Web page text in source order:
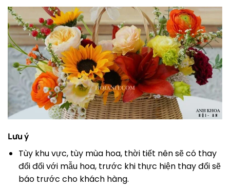
Lưu ý
Tùy khu vực, tùy mùa hoa, thời tiết nên sẽ có thay
đổi đối với mẫu hoa, trước khi thực hiện thay đổi sẽ
báo trước cho khách hàng.